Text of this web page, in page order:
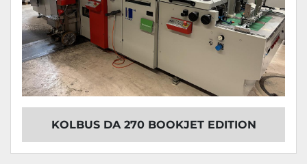
KOLBUS DA 270 BOOKJET EDITION